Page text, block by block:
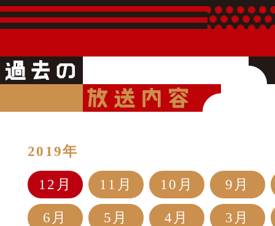
2019年
12月 11月 10月 9月
6月 5月 4月 3月